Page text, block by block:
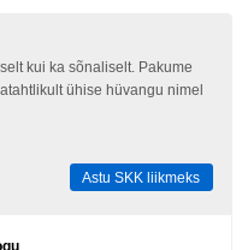
kui ka sõnaliselt. Pakume
ühise hüvangu nimel
Astu SKK liikmeks